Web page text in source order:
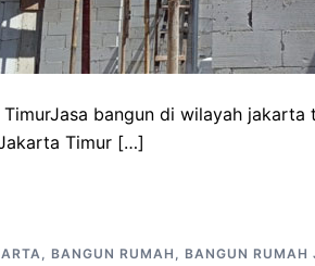
bangun di wilayah
Timur […]
, BANGUN RUMAH , BANGUN RUMAH